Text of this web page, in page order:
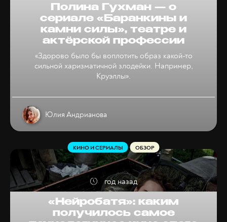
Полина Гухман — о
сериале «Баранкины и
камни силы», театре и
актёрской профессии
«Здорово было бы воплотить образ какой-то
сильной харизматичной злодейки. Например,
Круэллы».
Юлия Андрианова
«Нейробатя»: каким
получилось самое
КИНО И СЕРИАЛЫ ОБЗОР
год назад